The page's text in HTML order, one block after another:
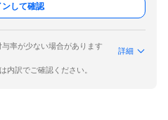
ンして確認
率が少ない場合があります
詳細
内訳でご確認ください。